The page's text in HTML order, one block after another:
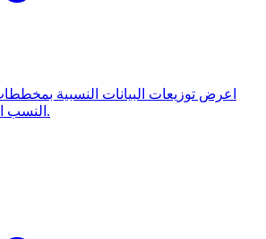
اعرض توزيعات البيانات النسبية بمخططات
النسب المئوية وحصص السوق.